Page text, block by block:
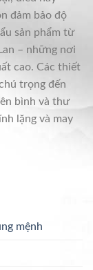
đảm bảo độ
sản phẩm từ
– những nơi
cao. Các thiết
trọng đến
bình và thư
lặng và may
mệnh